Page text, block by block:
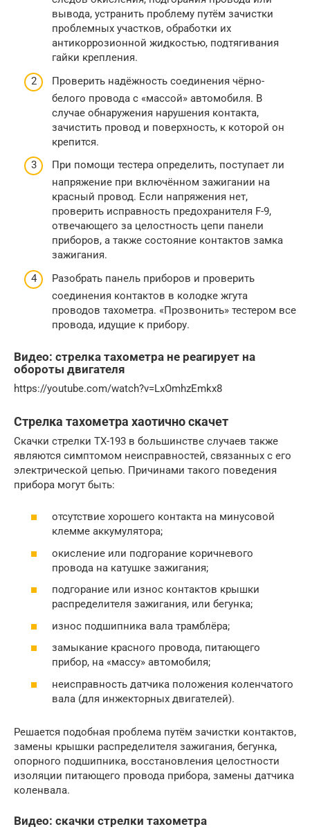
вывода, устранить проблему путём зачистки
проблемных участков, обработки их
антикоррозионной жидкостью, подтягивания
гайки крепления.
Проверить надёжность соединения чёрно-
белого провода с «массой» автомобиля. В
случае обнаружения нарушения контакта,
зачистить провод и поверхность, к которой он
крепится.
При помощи тестера определить, поступает ли
напряжение при включённом зажигании на
красный провод. Если напряжения нет,
проверить исправность предохранителя F-9,
отвечающего за целостность цепи панели
приборов, а также состояние контактов замка
зажигания.
Разобрать панель приборов и проверить
соединения контактов в колодке жгута
проводов тахометра. «Прозвонить» тестером все
провода, идущие к прибору.
Видео: стрелка тахометра не реагирует на
обороты двигателя
https://youtube.com/watch?v=LxOmhzEmkx8
Стрелка тахометра хаотично скачет
Скачки стрелки ТХ-193 в большинстве случаев также
являются симптомом неисправностей, связанных с его
электрической цепью. Причинами такого поведения
прибора могут быть:
отсутствие хорошего контакта на минусовой
клемме аккумулятора;
окисление или подгорание коричневого
провода на катушке зажигания;
подгорание или износ контактов крышки
распределителя зажигания, или бегунка;
износ подшипника вала трамблёра;
замыкание красного провода, питающего
прибор, на «массу» автомобиля;
неисправность датчика положения коленчатого
вала (для инжекторных двигателей).
Решается подобная проблема путём зачистки контактов,
замены крышки распределителя зажигания, бегунка,
опорного подшипника, восстановления целостности
изоляции питающего провода прибора, замены датчика
коленвала.
Видео: скачки стрелки тахометра